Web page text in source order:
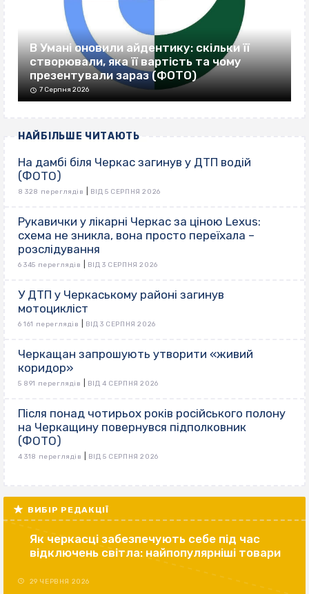
В Умані оновили айдентику: скільки її
створювали, яка її вартість та чому
презентували зараз (ФОТО)
7 Серпня 2026
НАЙБІЛЬШЕ ЧИТАЮТЬ
На дамбі біля Черкас загинув у ДТП водій
(ФОТО)
8 328 переглядів ВІД 5 СЕРПНЯ 2026
Рукавички у лікарні Черкас за ціною Lexus:
схема не зникла, вона просто переїхала –
розслідування
6 345 переглядів ВІД 3 СЕРПНЯ 2026
У ДТП у Черкаському районі загинув
мотоцикліст
6 161 переглядів ВІД 3 СЕРПНЯ 2026
Черкащан запрошують утворити «живий
коридор»
5 891 переглядів ВІД 4 СЕРПНЯ 2026
Після понад чотирьох років російського полону
на Черкащину повернувся підполковник
(ФОТО)
4 318 переглядів ВІД 5 СЕРПНЯ 2026
ВИБІР РЕДАКЦІЇ
Як черкасці забезпечують себе під час
відключень світла: найпопулярніші товари
29 ЧЕРВНЯ 2026